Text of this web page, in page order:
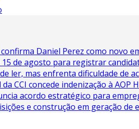
confirma Daniel Perez como novo
de agosto para registrar
ler, mas enfrenta dificuldade de
CCI concede indenização à AOP
acordo estratégico para
e construção em geração